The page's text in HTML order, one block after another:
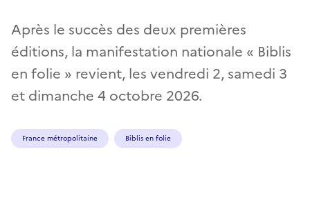
Après le succès des deux premières
éditions, la manifestation nationale « Biblis
en folie » revient, les vendredi 2, samedi 3
et dimanche 4 octobre 2026.
France métropolitaine Biblis en folie